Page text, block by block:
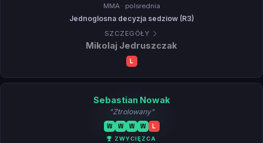
MMA · polsrednia
Jednoglosna decyzja sedziow (R3)
SZCZEGÓŁY
Mikolaj Jedruszczak
L
Sebastian Nowak
"Ztrolowany"
W W W W L
ZWYCIĘZCA